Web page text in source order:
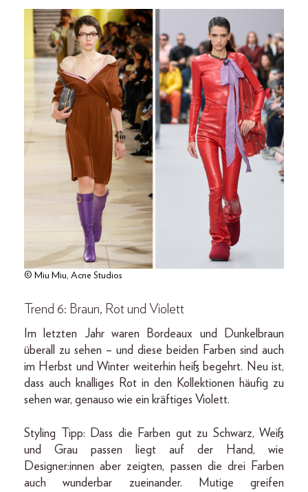
© Miu Miu, Acne Studios
Trend 6: Braun, Rot und Violett
Im letzten Jahr waren Bordeaux und Dunkelbraun
überall zu sehen – und diese beiden Farben sind auch
im Herbst und Winter weiterhin heiß begehrt. Neu ist,
dass auch knalliges Rot in den Kollektionen häufig zu
sehen war, genauso wie ein kräftiges Violett.
Styling Tipp: Dass die Farben gut zu Schwarz, Weiß
und Grau passen liegt auf der Hand, wie
Designer:innen aber zeigten, passen die drei Farben
auch wunderbar zueinander. Mutige greifen